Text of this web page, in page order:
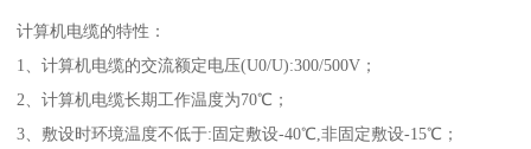
计算机电缆的特性：
1、计算机电缆的交流额定电压(U0/U):300/500V；
2、计算机电缆长期工作温度为70℃；
3、敷设时环境温度不低于:固定敷设-40℃,非固定敷设-15℃；